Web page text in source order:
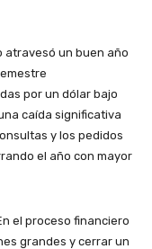
atravesó un buen año
por un dólar bajo
caída significativa
y los pedidos
el año con mayor
el proceso financiero
grandes y cerrar un